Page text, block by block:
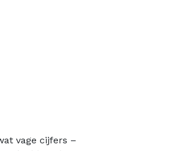
vage cijfers –